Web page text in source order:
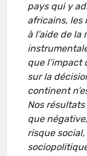
pays qui y
africains, les
à l’aide de
que l’impact
sur la
continent
Nos
que
risque